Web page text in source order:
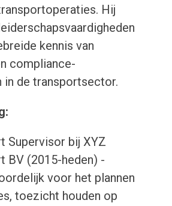
Hij
kennis van
compliance-
de transportsector.
Supervisor bij XYZ
BV (2015-heden) -
voor het plannen
toezicht houden op